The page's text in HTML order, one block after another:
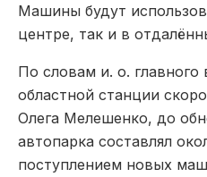
Машины будут
центре, так и в
По словам и. о. главного
областной станции
Олега Мелешенко, до
автопарка составлял
поступлением новых